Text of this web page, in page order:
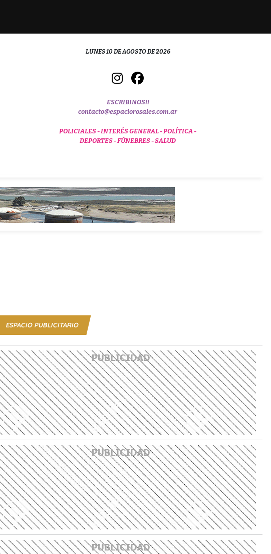
LUNES 10 DE AGOSTO DE 2026
ESCRIBINOS!!
contacto@espaciorosales.com.ar
POLICIALES -INTERÉS GENERAL -POLÍTICA -
DEPORTES -FÚNEBRES -SALUD
ESPACIO PUBLICITARIO